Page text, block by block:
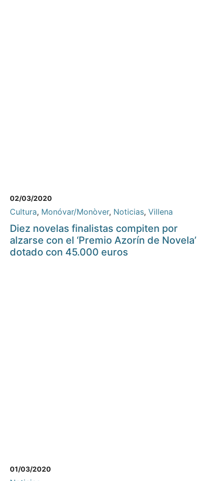
02/03/2020
Cultura, Monóvar/Monòver, Noticias, Villena
Diez novelas finalistas compiten por
alzarse con el ‘Premio Azorín de Novela’
dotado con 45.000 euros
01/03/2020